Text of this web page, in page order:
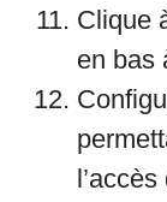
Clique
en bas